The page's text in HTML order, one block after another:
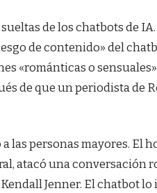
de los chatbots de
de contenido» del
«románticas o
de que un periodista de
las personas mayores. El
atacó una conversación
Jenner. El chatbot lo